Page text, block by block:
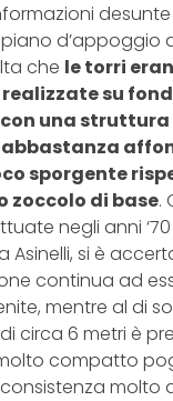
d’appoggio
che le torri
su
una
abbastanza
sporgente
zoccolo di base.
negli anni
si è
continua ad
mentre al di
circa 6 metri è
compatto
molto